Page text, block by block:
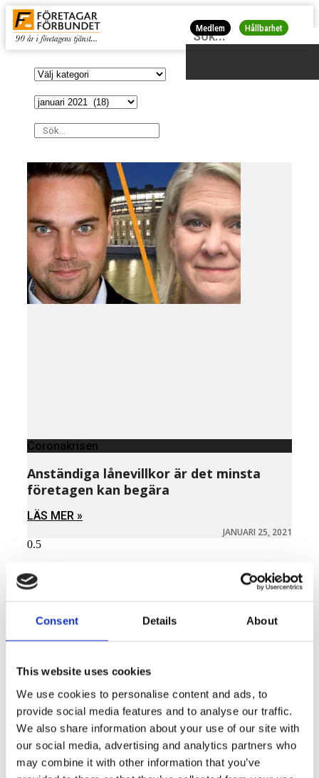
Consent Details About
This website uses cookies
We use cookies to personalise content and ads, to
provide social media features and to analyse our traffic.
We also share information about your use of our site with
our social media, advertising and analytics partners who
may combine it with other information that you’ve
Medlem Hållbarhet
Coronakrisen
Anständiga lånevillkor är det minsta
företagen kan begära
LÄS MER »
JANUARI 25, 2021
Näringspolitik
Försäkringar
Rådgivning
Tips
Nyheter
Om oss